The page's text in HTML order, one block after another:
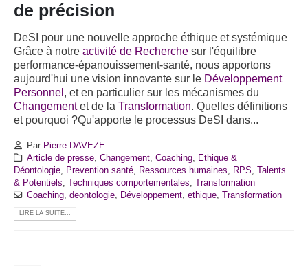
de précision
DeSI pour une nouvelle approche éthique et systémique
Grâce à notre activité de Recherche sur l'équilibre
performance-épanouissement-santé, nous apportons
aujourd'hui une vision innovante sur le Développement
Personnel , et en particulier sur les mécanismes du
Changementet de la Transformation. Quelles définitions
et pourquoi ?Qu'apporte le processus DeSI dans...
Par Pierre DAVEZE
Article de presse, Changement, Coaching,
Ethique &
Déontologie
Prevention santé Ressources humaines RPS
Talents
& Potentiels
Techniques comportementales
Transformation
Coaching, deontologie, Développement, ethique, Transformation
LIRE LA SUITE...